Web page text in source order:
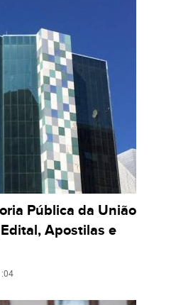
Pública da União
Apostilas e